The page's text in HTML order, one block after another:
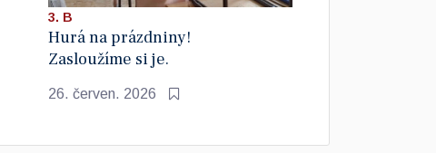
3. B
Hurá na prázdniny!
Zasloužíme si je.
26. červen. 2026